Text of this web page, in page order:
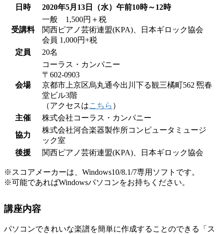
日時 2020年5月13日（水）午前10時～12時
受講料
一般 1,500円＋税
関西ピアノ芸術連盟(KPA)、日本ギロック協会
会員 1,000円+税
定員
20名
会場
コーラス・カンパニー
〒602-0903
京都市上京区烏丸通今出川下る観三橘町562 煕春
堂ビル3階
（アクセスはこちら ）
主催
株式会社コーラス・カンパニー
協力
株式会社河合楽器製作所コンピュータミュージ
ック室
後援
関西ピアノ芸術連盟(KPA)、日本ギロック協会
※スコアメーカーは、Windows10/8.1/7専用ソフトです。
※可能であればWindowsパソコンをお持ちください。
講座内容
パソコンできれいな楽譜を簡単に作成することのできる「ス